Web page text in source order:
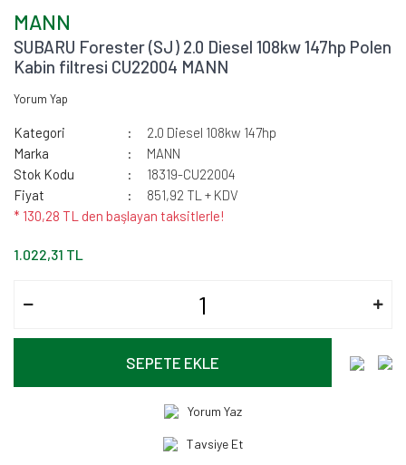
MANN
SUBARU Forester (SJ) 2.0 Diesel 108kw 147hp Polen
Kabin filtresi CU22004 MANN
Yorum Yap
Kategori
2.0 Diesel 108kw 147hp
Marka
MANN
Stok Kodu
18319-CU22004
Fiyat
851,92 TL + KDV
* 130,28 TL den başlayan taksitlerle!
1.022,31 TL
SEPETE EKLE
Yorum Yaz
Tavsiye Et